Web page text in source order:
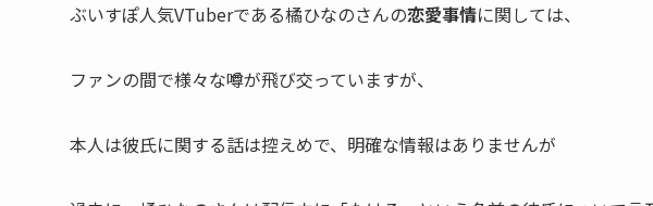
ぶいすぽ人気VTuberである橘ひなのさんの恋愛事情に関しては、
ファンの間で様々な噂が飛び交っていますが、
本人は彼氏に関する話は控えめで、明確な情報はありませんが